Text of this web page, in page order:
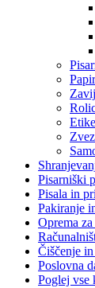
Pisarniški
Pisala in
Pakiranje
Oprema
Čiščenje
Poslovna
Poglej vse